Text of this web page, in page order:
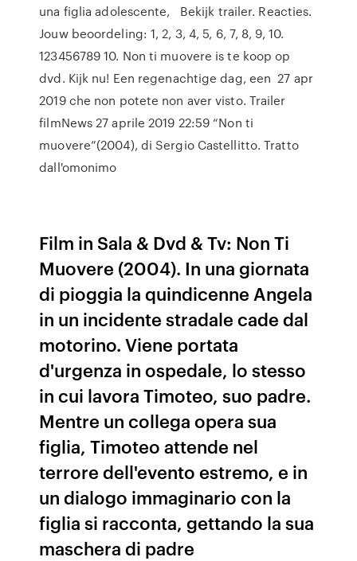
una figlia adolescente, Bekijk trailer. Reacties.
Jouw beoordeling: 1, 2, 3, 4, 5, 6, 7, 8, 9, 10.
123456789 10. Non ti muovere is te koop op
dvd. Kijk nu! Een regenachtige dag, een 27 apr
2019 che non potete non aver visto. Trailer
filmNews 27 aprile 2019 22:59 “Non ti
muovere”(2004), di Sergio Castellitto. Tratto
dall'omonimo
Film in Sala & Dvd & Tv: Non Ti
Muovere (2004). In una giornata
di pioggia la quindicenne Angela
in un incidente stradale cade dal
motorino. Viene portata
d'urgenza in ospedale, lo stesso
in cui lavora Timoteo, suo padre.
Mentre un collega opera sua
figlia, Timoteo attende nel
terrore dell'evento estremo, e in
un dialogo immaginario con la
figlia si racconta, gettando la sua
maschera di padre